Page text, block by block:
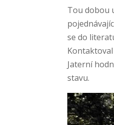
Tou dobou
se do
Jaterní
stavu.